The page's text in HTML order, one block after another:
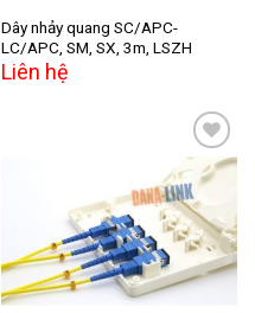
Dây nhảy quang SC/APC-
LC/APC, SM, SX, 3m, LSZH
Liên hệ
Add to
wishlist